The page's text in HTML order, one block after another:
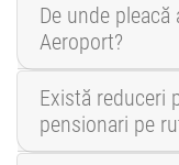
De unde
Aeroport?
Există reduceri
pensionari pe